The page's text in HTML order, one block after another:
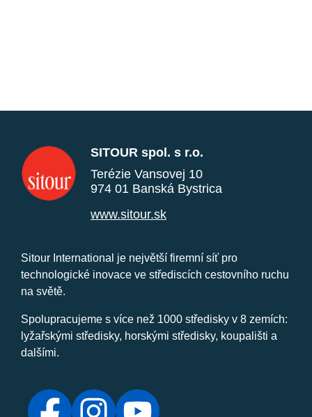
SITOUR spol. s r.o.
Terézie Vansovej 10
974 01 Banská Bystrica
www.sitour.sk
Sitour International je největší firemní síť pro
technologické inovace ve střediscích cestovního ruchu
na světě.
Spolupracujeme s více než 1000 středisky v 8 zemích:
lyžařskými středisky, horskými středisky, koupališti a
dalšími.